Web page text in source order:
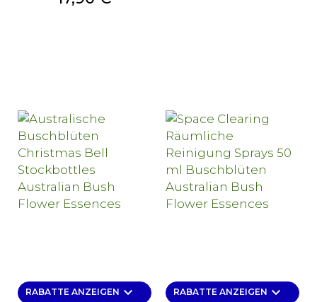
RABATTE ANZEIGEN keyboard_arrow_down RABATTE ANZEIGEN keyboard_arrow_down